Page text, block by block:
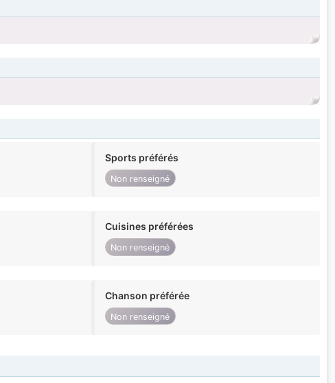
Sports préférés
Non renseigné
Cuisines préférées
Non renseigné
Chanson préférée
Non renseigné